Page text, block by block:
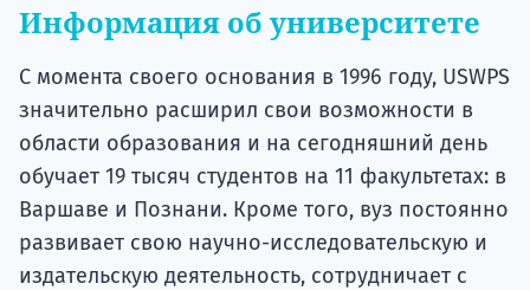
Информация об университете
С момента своего основания в 1996 году, USWPS
значительно расширил свои возможности в
области образования и на сегодняшний день
обучает 19 тысяч студентов на 11 факультетах: в
Варшаве и Познани. Кроме того, вуз постоянно
развивает свою научно-исследовательскую и
издательскую деятельность, сотрудничает с